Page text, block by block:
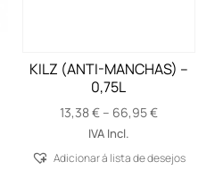
KILZ (ANTI-MANCHAS) –
0,75L
13,38€ – 66,95€Price
through
IVA Incl.
Adicionar á lista de desejos